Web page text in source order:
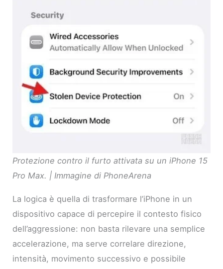
Protezione contro il furto attivata su un iPhone 15
Pro Max. | Immagine di PhoneArena
La logica è quella di trasformare l’iPhone in un
dispositivo capace di percepire il contesto fisico
dell’aggressione: non basta rilevare una semplice
accelerazione, ma serve correlare direzione,
intensità, movimento successivo e possibile